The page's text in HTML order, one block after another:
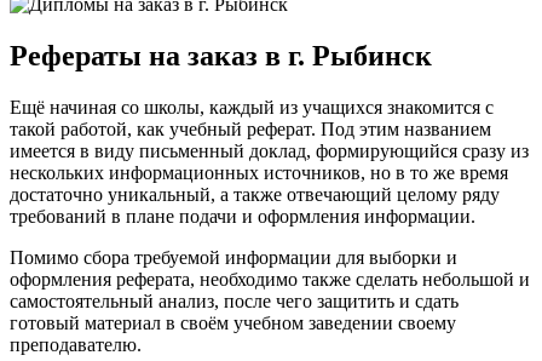
Рефераты на заказ в г. Рыбинск
Ещё начиная со школы, каждый из учащихся знакомится с
такой работой, как учебный реферат. Под этим названием
имеется в виду письменный доклад, формирующийся сразу из
нескольких информационных источников, но в то же время
достаточно уникальный, а также отвечающий целому ряду
требований в плане подачи и оформления информации.
Помимо сбора требуемой информации для выборки и
оформления реферата, необходимо также сделать небольшой и
самостоятельный анализ, после чего защитить и сдать
готовый материал в своём учебном заведении своему
преподавателю.